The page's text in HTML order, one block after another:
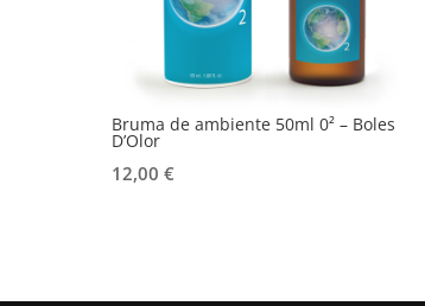
Bruma de ambiente 50ml 0² – Boles
D’Olor
12,00€